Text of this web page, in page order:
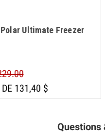
Ultimate Freezer
131,40 $
Questions